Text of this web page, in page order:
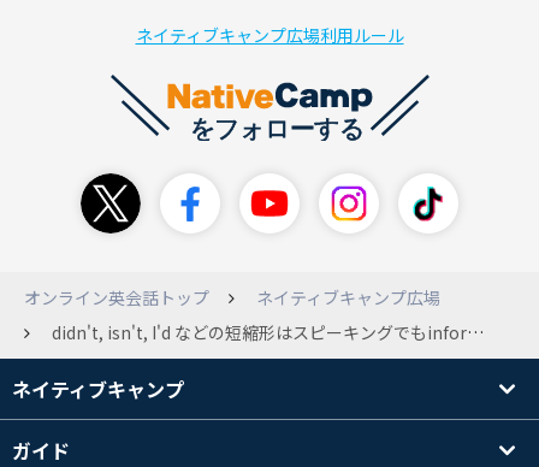
ネイティブキャンプ広場利用ルール
オンライン英会話トップ
ネイティブキャンプ広場
didn't, isn't, I'd などの短縮形はスピーキングでもinformal, slangだと講師に言われました。本当ですか？ written Englishでは、特にビジネスメールでは使わないようにすべきという認識はありますが、スピーキングでもですか？ wanna, gonna, ain'tなどはさすがにinformalだと思いますが、It's, isn'tなどもそうだと言われると疑問です。 「文語ではcontractionは避けるべきなのは分かりますが、フォーマルな口語でもですか？」と確認を何度かしたのですが、私の英語力の低さもあり、なかなか伝えられず、 &quot;You have very good English... i encourage you to do more free talking so you can get used to speaking in English....................................................................................................................................................................................&quot; のようなメッセージを貰う始末でもやもやしました。 英語が第一言語ではない、または英語のレベルが上級でないなら、なおさら使うべきではないと言われました。それだけなら同意は出来ます。しかし、例えば I do not think so. と表現するとやや強調表現にもなるのではないかとも思いましたし、No, I did not. などと毎回言うのも違和感が…。ネットでも根拠を見つけられず。 私の英語では恐らくコミュニケーション上の無礼はあったのでしょうけど、それとは別に、自分の認識を正した方が良いのかどうかを知りたいです。 識者の方いらっしゃいましたら、ご教示願います。
ネイティブキャンプ
ガイド